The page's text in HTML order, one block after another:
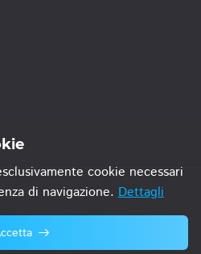
cookie necessari
di navigazione. Dettagli